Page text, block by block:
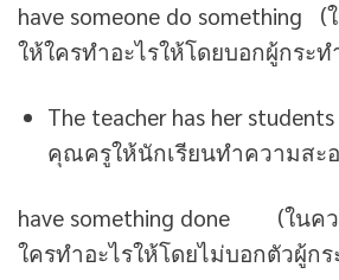
have someone do something
ให้ใครทำอะไรให้โดยบอกผู้กระท
The teacher has her
คุณครูให้นักเรียนทำความสะ
have something done (ในค
ใครทำอะไรให้โดยไม่บอกตัวผู้กร